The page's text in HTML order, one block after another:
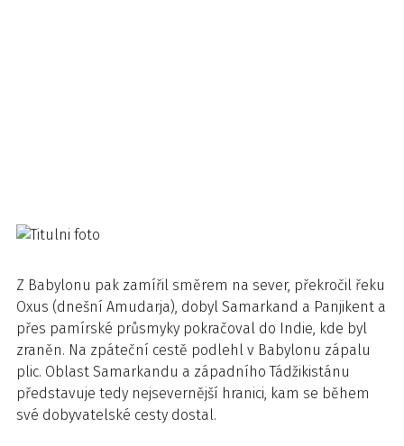
Z Babylonu pak zamířil směrem na sever, překročil řeku
Oxus (dnešní Amudarja), dobyl Samarkand a Panjikent a
přes pamírské průsmyky pokračoval do Indie, kde byl
zraněn. Na zpáteční cestě podlehl v Babylonu zápalu
plic. Oblast Samarkandu a západního Tádžikistánu
představuje tedy nejsevernější hranici, kam se během
své dobyvatelské cesty dostal.